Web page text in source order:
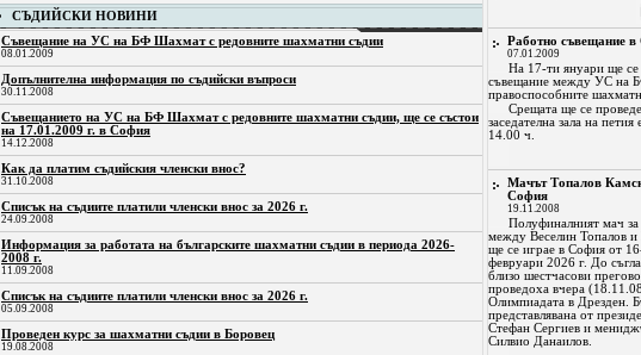
СЪДИЙСКИ НОВИНИ
Съвещание на УС на БФ Шахмат с редовните шахматни съдии
08.01.2009
Допълнителна информация по съдийски въпроси
30.11.2008
Съвещанието на УС на БФ Шахмат с редовните шахматни съдии, ще се състои
на 17.01.2009 г. в София
14.12.2008
Как да платим съдийския членски внос?
31.10.2008
Списък на съдиите платили членски внос за 2026 г.
24.09.2008
Информация за работата на българските шахматни съдии в периода 2026-
2008 г.
11.09.2008
Списък на съдиите платили членски внос за 2026 г.
05.09.2008
Проведен курс за шахматни съдии в Боровец
19.08.2008
Работно съвещание
07.01.2009
На 17-ти януари ще се
съвещание между УС на
правоспособните
Срещата ще се
заседателна зала на
14.00 ч.
Мачът Топалов
София
19.11.2008
Полуфиналният мач за
между Веселин Топалов
ще се играе в София от
февруари 2026 г. До
близо шестчасови
проведоха вчера
Олимпиадата в Дрезден.
представлявана от
Стефан Сергиев и
Силвио Данаилов.